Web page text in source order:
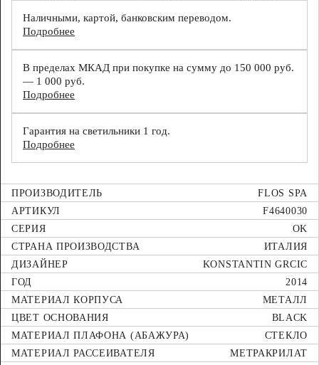
Наличными, картой, банковским переводом.
Подробнее
В пределах МКАД при покупке на сумму до 150 000 руб.
— 1 000 руб.
Подробнее
Гарантия на светильники 1 год.
Подробнее
ПРОИЗВОДИТЕЛЬ
FLOS SPA
АРТИКУЛ
F4640030
СЕРИЯ
OK
СТРАНА ПРОИЗВОДСТВА
ИТАЛИЯ
ДИЗАЙНЕР
KONSTANTIN GRCIC
ГОД
2014
МАТЕРИАЛ КОРПУСА
МЕТАЛЛ
ЦВЕТ ОСНОВАНИЯ
BLACK
МАТЕРИАЛ ПЛАФОНА (АБАЖУРА)
СТЕКЛО
МАТЕРИАЛ РАССЕИВАТЕЛЯ
МЕТРАКРИЛАТ